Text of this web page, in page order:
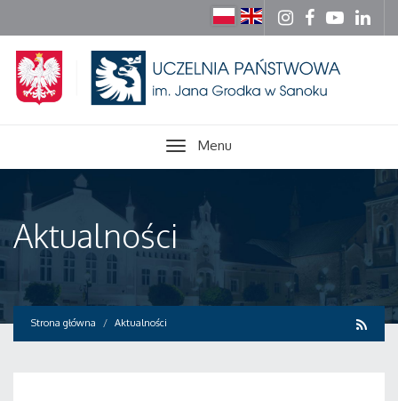
Menu
Aktualności
Strona główna Aktualności